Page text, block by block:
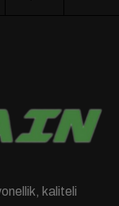
kaliteli